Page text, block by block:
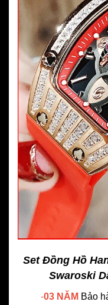
Set Đồng Hồ
Swaroski
-03 NĂM Bảo